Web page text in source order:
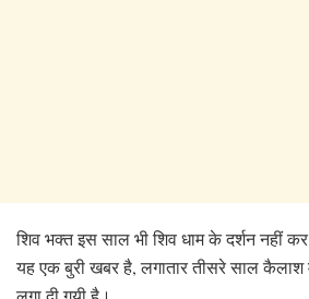
शिव भक्त इस साल भी शिव धाम के दर्शन नहीं
यह एक बुरी खबर है, लगातार तीसरे साल कैलाश